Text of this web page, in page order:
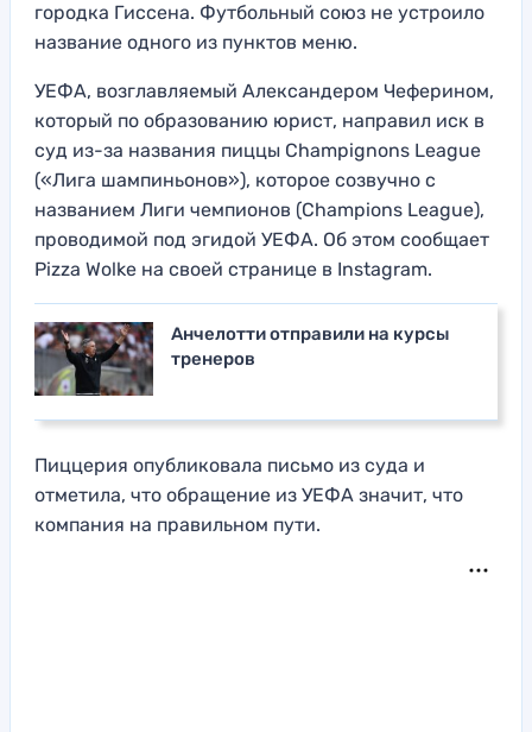
городка Гиссена. Футбольный союз не устроило
название одного из пунктов меню.
УЕФА, возглавляемый Александером Чеферином,
который по образованию юрист, направил иск в
суд из-за названия пиццы Champignons League
(«Лига шампиньонов»), которое созвучно с
названием Лиги чемпионов (Champions League),
проводимой под эгидой УЕФА. Об этом сообщает
Pizza Wolke на своей странице в Instagram.
Анчелотти отправили на курсы
тренеров
Пиццерия опубликовала письмо из суда и
отметила, что обращение из УЕФА значит, что
компания на правильном пути.